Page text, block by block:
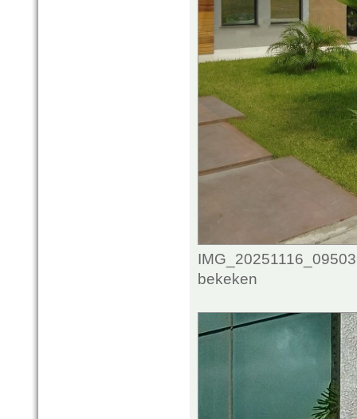
bekeken